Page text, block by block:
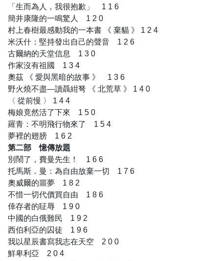
「生而為人，我很抱歉」 1 1 6
簡井康隆的一鳴驚人 1 2 0
村上春樹最感動我的一本書 《 棄貓 》 1 2 4
米沃什：堅持發出自己的聲音 1 2 6
古爾納的天堂信息 1 3 0
作家沒有祖國 1 3 4
奧茲 《 愛與黑暗的故事 》 1 3 6
野火燒不盡—讀聶紺弩 《 北荒草 》 1 4 0
〈 從前慢 〉 1 4 4
梅娘竟然活了下來 1 5 0
羅青：不明飛行物來了 1 5 4
夢裡的翅膀 1 6 2
第二部 憶傳放題
別鬧了，費曼先生！ 1 6 6
托馬斯．曼：為自由放棄一切 1 7 6
奧威爾的噩夢 1 8 2
不惜一切代價買自由 1 8 6
倖存者的聇辱 1 9 0
中國的白俄難民 1 9 2
西伯利亞的囚徒 1 9 6
我以星辰書寫我志在天空 2 0 0
鮮卑利亞 2 0 4